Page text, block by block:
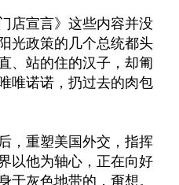
店宣言》这些内容并没
光政策的几个总统都头
、站的住的汉子，却匍
唯诺诺，扔过去的肉包
，重塑美国外交，指挥
以他为轴心，正在向好
于灰色地带的，甭想。